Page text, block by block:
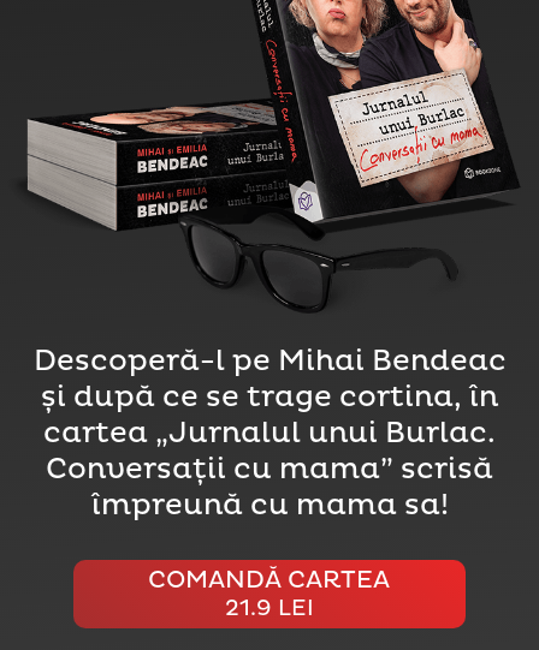
Descoperă-l pe Mihai Bendeac
și după ce se trage cortina, în
cartea „Jurnalul unui Burlac.
Conversații cu mama” scrisă
împreună cu mama sa!
COMANDĂ CARTEA
21.9 LEI